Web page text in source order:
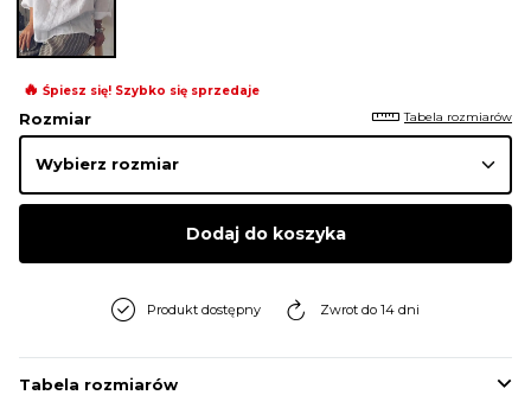
🔥 Śpiesz się! Szybko się sprzedaje
Rozmiar Tabela rozmiarów
Dodaj do koszyka
Produkt dostępny Zwrot do 14 dni
Tabela rozmiarów